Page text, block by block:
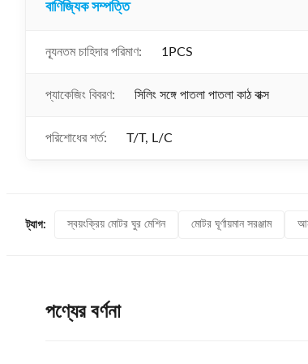
বাণিজ্যিক সম্পত্তি
ন্যূনতম চাহিদার পরিমাণ: 1PCS
প্যাকেজিং বিবরণ: সিলিং সঙ্গে পাতলা পাতলা কাঠ বাক্স
পরিশোধের শর্ত: T/T, L/C
ট্যাগ: স্বয়ংক্রিয় মোটর ঘুর মেশিন মোটর ঘূর্ণায়মান সরঞ্জাম
পণ্যের বর্ণনা